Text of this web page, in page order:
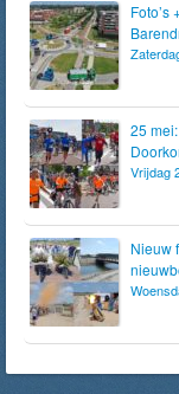
Foto’s
25
Vrijdag
Nieuw